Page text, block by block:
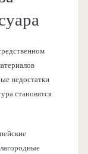
недостатки
становятся